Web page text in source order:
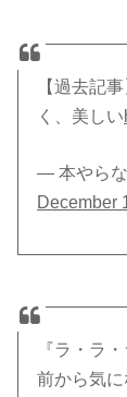
【過去記
く、美しい
— 本やら
December
『ラ・ラ
前から気に